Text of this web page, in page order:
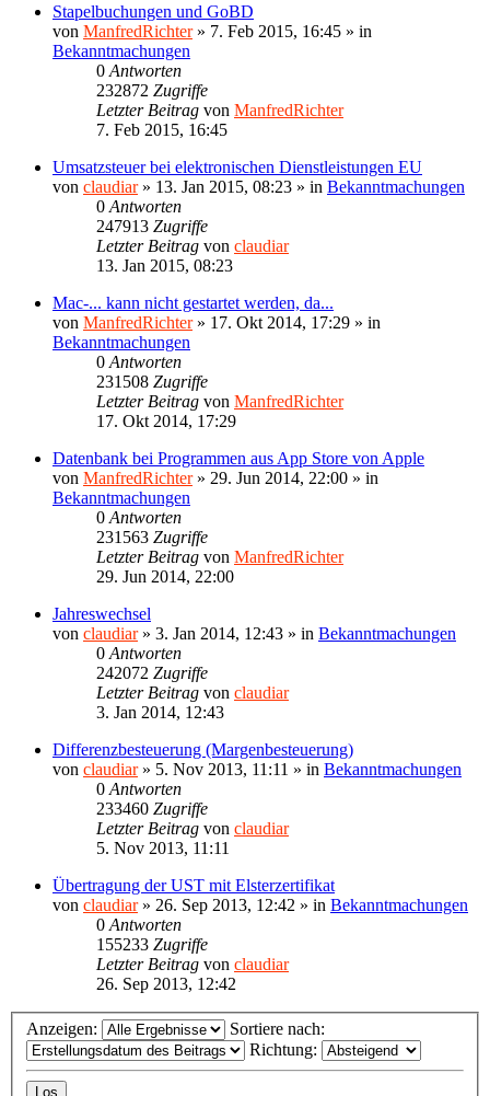
Stapelbuchungen und GoBD
von ManfredRichter» 7. Feb 2015, 16:45 » in
Bekanntmachungen
0 Antworten
232872 Zugriffe
Letzter Beitrag von ManfredRichter
7. Feb 2015, 16:45
Umsatzsteuer bei elektronischen Dienstleistungen EU
von claudiar» 13. Jan 2015, 08:23 » in Bekanntmachungen
0 Antworten
247913 Zugriffe
Letzter Beitrag von claudiar
13. Jan 2015, 08:23
Mac-... kann nicht gestartet werden, da...
von ManfredRichter» 17. Okt 2014, 17:29 » in
Bekanntmachungen
0 Antworten
231508 Zugriffe
Letzter Beitrag von ManfredRichter
17. Okt 2014, 17:29
Datenbank bei Programmen aus App Store von Apple
von ManfredRichter» 29. Jun 2014, 22:00 » in
Bekanntmachungen
0 Antworten
231563 Zugriffe
Letzter Beitrag von ManfredRichter
29. Jun 2014, 22:00
Jahreswechsel
von claudiar» 3. Jan 2014, 12:43 » in Bekanntmachungen
0 Antworten
242072 Zugriffe
Letzter Beitrag von claudiar
3. Jan 2014, 12:43
Differenzbesteuerung (Margenbesteuerung)
von claudiar» 5. Nov 2013, 11:11 » in Bekanntmachungen
0 Antworten
233460 Zugriffe
Letzter Beitrag von claudiar
5. Nov 2013, 11:11
Übertragung der UST mit Elsterzertifikat
von claudiar» 26. Sep 2013, 12:42 » in Bekanntmachungen
0 Antworten
155233 Zugriffe
Letzter Beitrag von claudiar
26. Sep 2013, 12:42
Anzeigen:
Sortiere nach:
Richtung: